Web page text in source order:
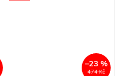
474 Kč
–23 %